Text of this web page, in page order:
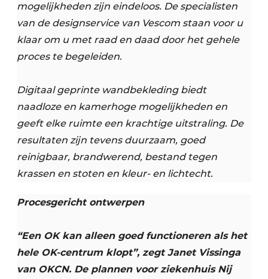
mogelijkheden zijn eindeloos. De specialisten
van de designservice van Vescom staan voor u
klaar om u met raad en daad door het gehele
proces te begeleiden.
Digitaal geprinte wandbekleding biedt
naadloze en kamerhoge mogelijkheden en
geeft elke ruimte een krachtige uitstraling. De
resultaten zijn tevens duurzaam, goed
reinigbaar, brandwerend, bestand tegen
krassen en stoten en kleur- en lichtecht.
Procesgericht ontwerpen
“Een OK kan alleen goed functioneren als het
hele OK-centrum klopt”, zegt Janet Vissinga
van OKCN. De plannen voor ziekenhuis Nij